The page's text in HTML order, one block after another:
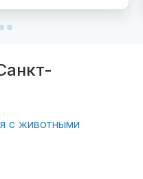
с животными